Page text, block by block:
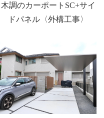
木調のカーポートSC+サイ
ドパネル〈外構工事〉